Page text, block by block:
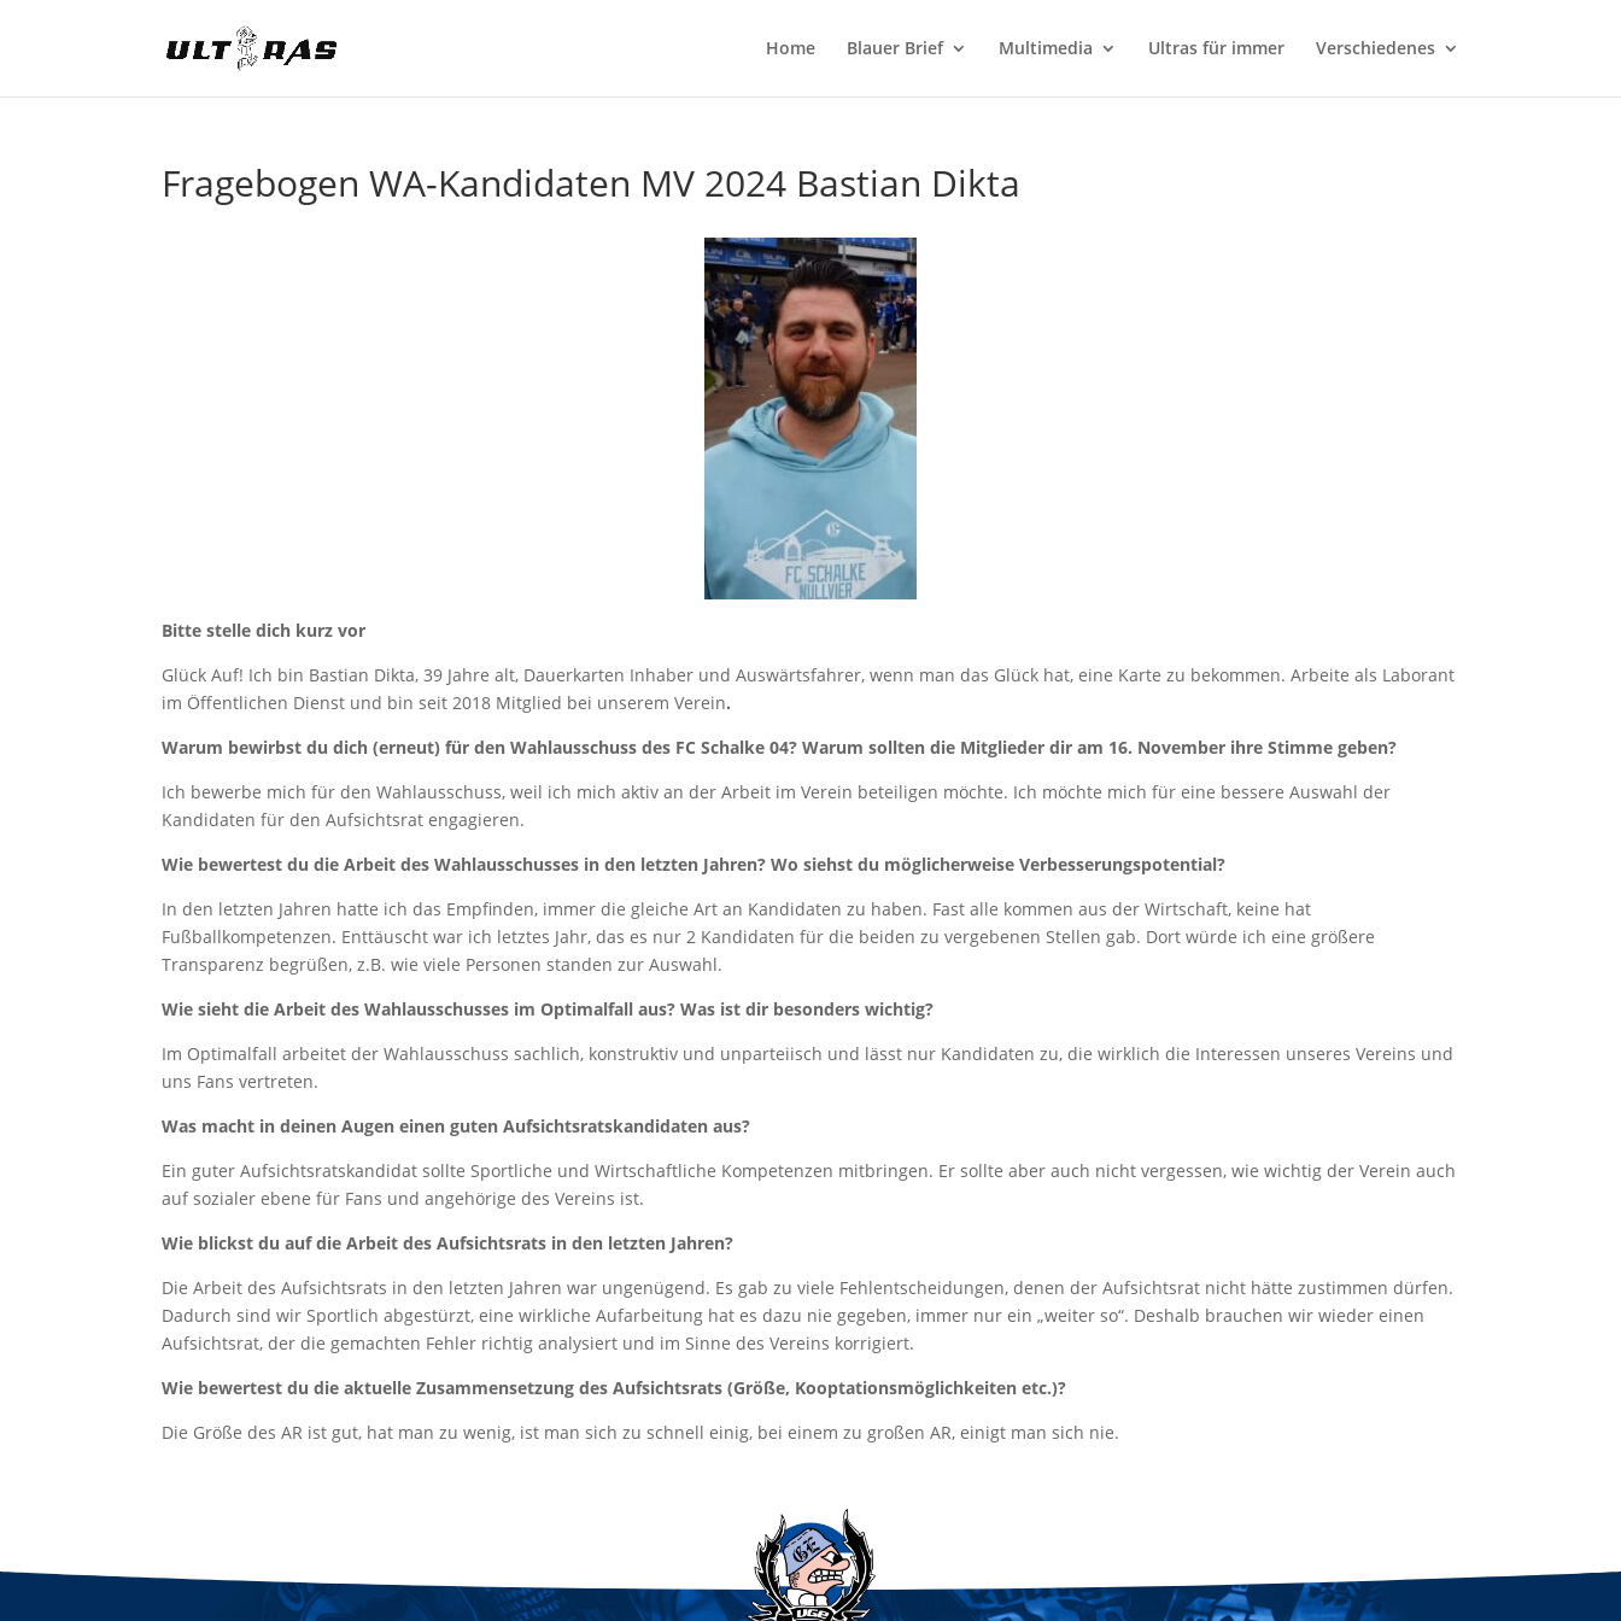
Home Blauer Brief Multimedia Ultras für immer Verschiedenes
Fragebogen WA-Kandidaten MV 2024 Bastian Dikta
Bitte stelle dich kurz vor
Glück Auf! Ich bin Bastian Dikta, 39 Jahre alt, Dauerkarten Inhaber und Auswärtsfahrer, wenn man das Glück hat, eine Karte zu bekommen. Arbeite als Laborant
im Öffentlichen Dienst und bin seit 2018 Mitglied bei unserem Verein.
Warum bewirbst du dich (erneut) für den Wahlausschuss des FC Schalke 04? Warum sollten die Mitglieder dir am 16. November ihre Stimme geben?
Ich bewerbe mich für den Wahlausschuss, weil ich mich aktiv an der Arbeit im Verein beteiligen möchte. Ich möchte mich für eine bessere Auswahl der
Kandidaten für den Aufsichtsrat engagieren.
Wie bewertest du die Arbeit des Wahlausschusses in den letzten Jahren? Wo siehst du möglicherweise Verbesserungspotential?
In den letzten Jahren hatte ich das Empfinden, immer die gleiche Art an Kandidaten zu haben. Fast alle kommen aus der Wirtschaft, keine hat
Fußballkompetenzen. Enttäuscht war ich letztes Jahr, das es nur 2 Kandidaten für die beiden zu vergebenen Stellen gab. Dort würde ich eine größere
Transparenz begrüßen, z.B. wie viele Personen standen zur Auswahl.
Wie sieht die Arbeit des Wahlausschusses im Optimalfall aus? Was ist dir besonders wichtig?
Im Optimalfall arbeitet der Wahlausschuss sachlich, konstruktiv und unparteiisch und lässt nur Kandidaten zu, die wirklich die Interessen unseres Vereins und
uns Fans vertreten.
Was macht in deinen Augen einen guten Aufsichtsratskandidaten aus?
Ein guter Aufsichtsratskandidat sollte Sportliche und Wirtschaftliche Kompetenzen mitbringen. Er sollte aber auch nicht vergessen, wie wichtig der Verein auch
auf sozialer ebene für Fans und angehörige des Vereins ist.
Wie blickst du auf die Arbeit des Aufsichtsrats in den letzten Jahren?
Die Arbeit des Aufsichtsrats in den letzten Jahren war ungenügend. Es gab zu viele Fehlentscheidungen, denen der Aufsichtsrat nicht hätte zustimmen dürfen.
Dadurch sind wir Sportlich abgestürzt, eine wirkliche Aufarbeitung hat es dazu nie gegeben, immer nur ein „weiter so“. Deshalb brauchen wir wieder einen
Aufsichtsrat, der die gemachten Fehler richtig analysiert und im Sinne des Vereins korrigiert.
Wie bewertest du die aktuelle Zusammensetzung des Aufsichtsrats (Größe, Kooptationsmöglichkeiten etc.)?
Die Größe des AR ist gut, hat man zu wenig, ist man sich zu schnell einig, bei einem zu großen AR, einigt man sich nie.